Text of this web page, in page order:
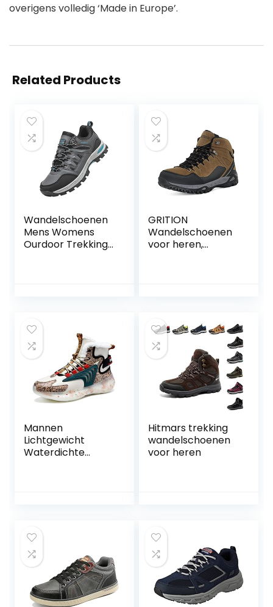
overigens volledig ‘Made in Europe’.
Related Products
Wandelschoenen
Mens Womens
Ourdoor Trekking
Lichtgewicht
Unisex
GRITION
Wandelschoenen
voor heren,
veters, laarzen,
winterschoenen,
herbruikbaar
Mannen
Lichtgewicht
Waterdichte
Sneeuwlaarzen
Hitmars trekking
wandelschoenen
voor heren